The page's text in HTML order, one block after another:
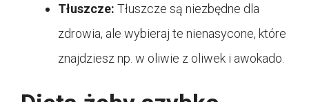
Tłuszcze: Tłuszcze są niezbędne dla
zdrowia, ale wybieraj te nienasycone, które
znajdziesz np. w oliwie z oliwek i awokado.